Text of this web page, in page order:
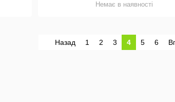
Немає в наявності
Назад 1 2 3 4 5 6